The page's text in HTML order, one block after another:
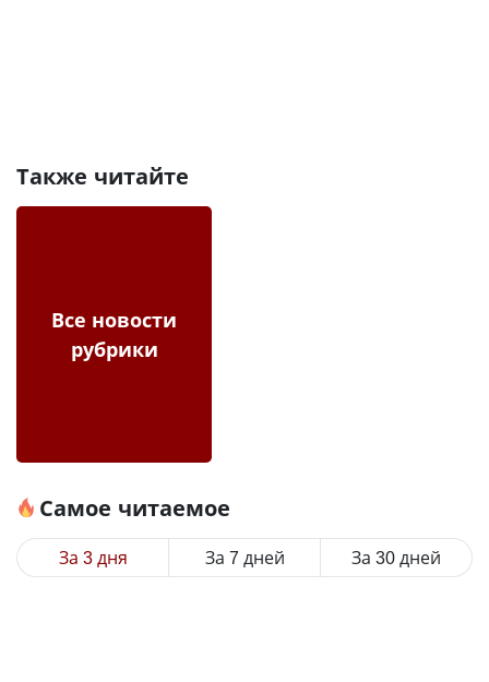
Также читайте
Все новости
рубрики
Самое читаемое
За 3 дня За 7 дней За 30 дней